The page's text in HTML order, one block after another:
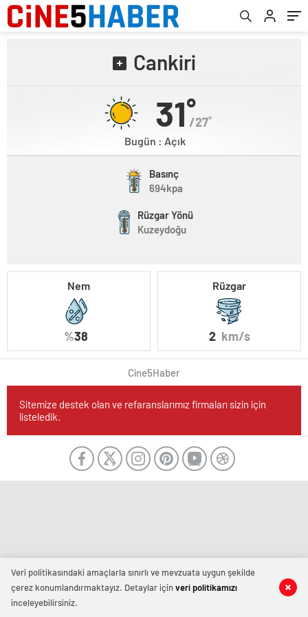
Cankiri
31˚
/27˚
Bugün : Açık
Basınç
694kpa
Rüzgar Yönü
Kuzeydoğu
Nem
%38
Rüzgar
2 km/s
Cine5Haber
Sitemize destek olan ve refaranslarımız firmaları sizin için
listeledik.
Veri politikasındaki amaçlarla sınırlı ve mevzuata uygun şekilde
çerez konumlandırmaktayız. Detaylar içinveri politikamızı
inceleyebilirsiniz.